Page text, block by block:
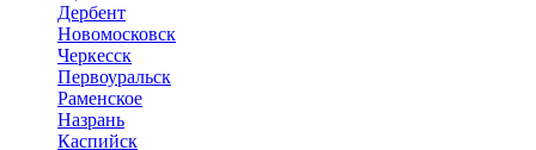
Дербент
Новомосковск
Черкесск
Первоуральск
Раменское
Назрань
Каспийск